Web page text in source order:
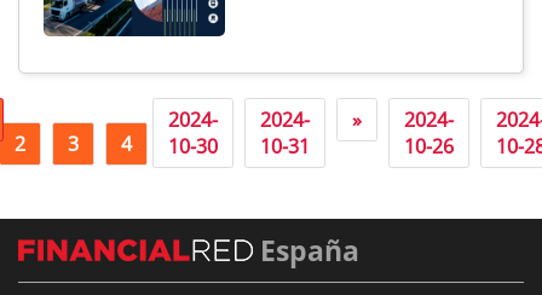
2 3 4 5
2024-
10-30
2024-
10-31
»
2024-
10-26
10-
España